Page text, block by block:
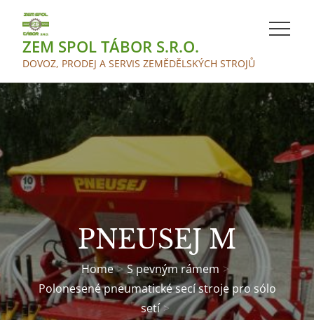
contentZEM SPOL TÁBOR S.R.O.
DOVOZ, PRODEJ A SERVIS ZEMĚDĚLSKÝCH STROJŮ
PNEUSEJ M
Home
S pevným rámem
Polonesené pneumatické secí stroje pro sólo
setí